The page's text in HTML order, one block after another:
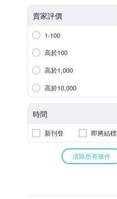
賣家評價
1-100
高於100
高於1,000
高於10,000
時間
新刊登 即將結標
清除所有條件